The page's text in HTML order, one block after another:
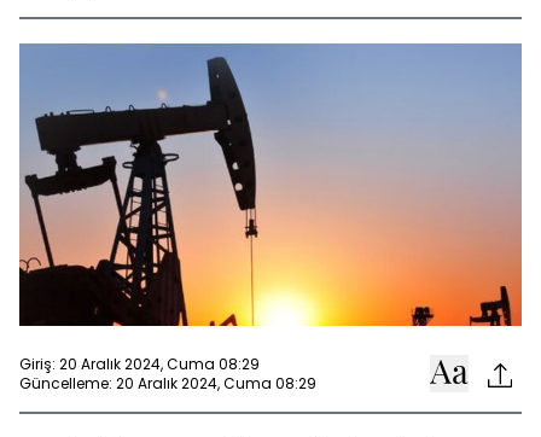
Giriş: 20 Aralık 2024, Cuma 08:29
Güncelleme: 20 Aralık 2024, Cuma 08:29